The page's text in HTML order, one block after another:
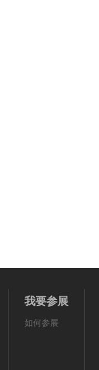
我要参展
如何参展